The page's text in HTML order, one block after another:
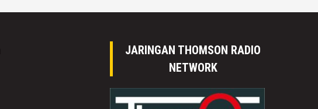
JARINGAN THOMSON RADIO
NETWORK